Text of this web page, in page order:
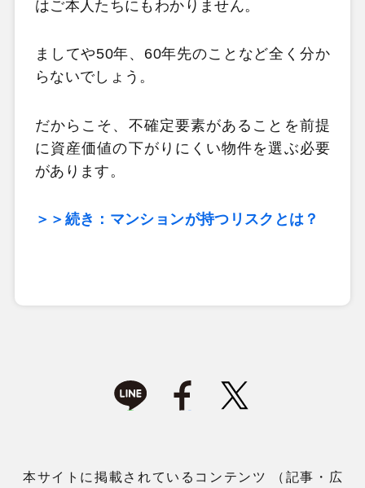
はご本人たちにもわかりません。
ましてや50年、60年先のことなど全く分か
らないでしょう。
だからこそ、不確定要素があることを前提
に資産価値の下がりにくい物件を選ぶ必要
があります。
＞＞続き：マンションが持つリスクとは？
本サイトに掲載されているコンテンツ （記事・広